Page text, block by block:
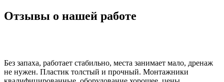
Отзывы о нашей работе
Без запаха, работает стабильно, места занимает мало, дренаж
не нужен. Пластик толстый и прочный. Монтажники